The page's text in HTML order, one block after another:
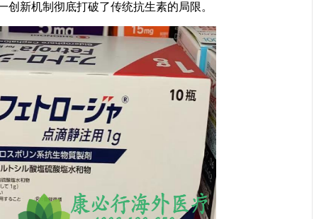
新机制彻底打破了传统抗生素的局限。